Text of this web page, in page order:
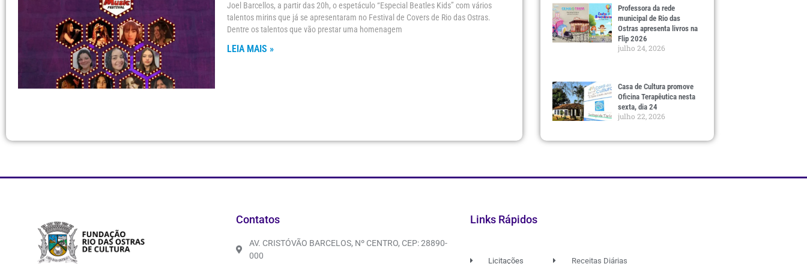
Joel Barcellos, a partir das 20h, o espetáculo “Especial Beatles Kids” com vários
talentos mirins que já se apresentaram no Festival de Covers de Rio das Ostras.
Dentre os talentos que vão prestar uma homenagem
LEIA MAIS »
Professora da rede
municipal de Rio das
Ostras apresenta livros na
Flip 2026
julho 24, 2026
Casa de Cultura promove
Oficina Terapêutica nesta
sexta, dia 24
julho 22, 2026
Contatos
AV. CRISTÓVÃO BARCELOS, Nº CENTRO, CEP: 28890-
000
Links Rápidos
Licitações Receitas Diárias